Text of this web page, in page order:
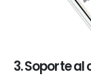
3. Soporte al